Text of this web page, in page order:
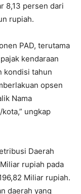
8,13 persen dari
rupiah.
PAD, terutama
kendaraan
kondisi tahun
opsen
Nama
ungkap
Daerah
rupiah pada
Miliar rupiah.
daerah yang